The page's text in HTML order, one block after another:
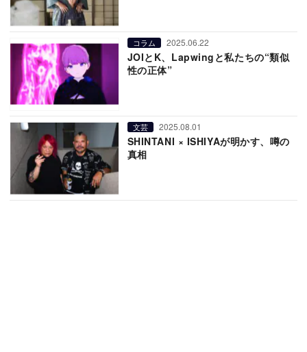
コラム 2025.06.22
JOIとK、Lapwingと私たちの“類似
性の正体”
文芸 2025.08.01
SHINTANI × ISHIYAが明かす、噂の
真相